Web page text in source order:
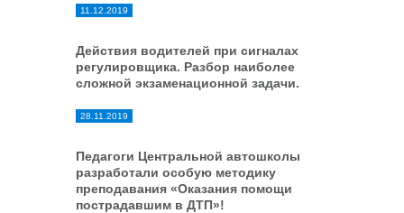
11.12.2019
Действия водителей при сигналах
регулировщика. Разбор наиболее
сложной экзаменационной задачи.
28.11.2019
Педагоги Центральной автошколы
разработали особую методику
преподавания «Оказания помощи
пострадавшим в ДТП»!